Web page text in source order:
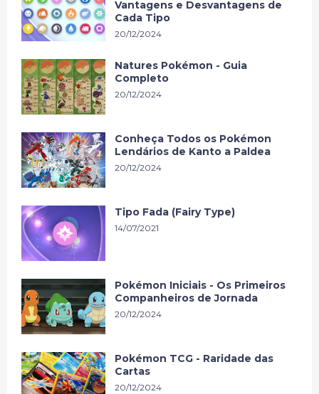
Vantagens e Desvantagens de
Cada Tipo
20/12/2024
Natures Pokémon - Guia
Completo
20/12/2024
Conheça Todos os Pokémon
Lendários de Kanto a Paldea
20/12/2024
Tipo Fada (Fairy Type)
14/07/2021
Pokémon Iniciais - Os Primeiros
Companheiros de Jornada
20/12/2024
Pokémon TCG - Raridade das
Cartas
20/12/2024